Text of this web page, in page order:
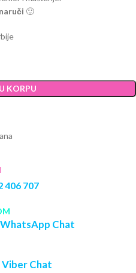
🙂
KORPU
406 707
Chat
Chat